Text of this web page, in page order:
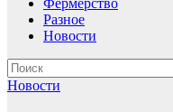
Фермерство
Разное
Новости
Новости